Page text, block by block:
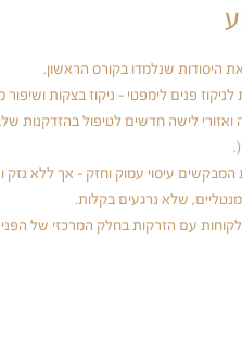
היסודות שנלמדו בקורס הראשון.
פנים לימפטי - ניקוז בצקות
עיסוי עמוק וחזק - אך ללא נזק
מנטליים, שלא נרגעים בקלות.
עם הזרקות בחלק המרכזי של